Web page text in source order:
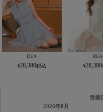
DEA
28,380
DEA
28,380
営業
2026年8月